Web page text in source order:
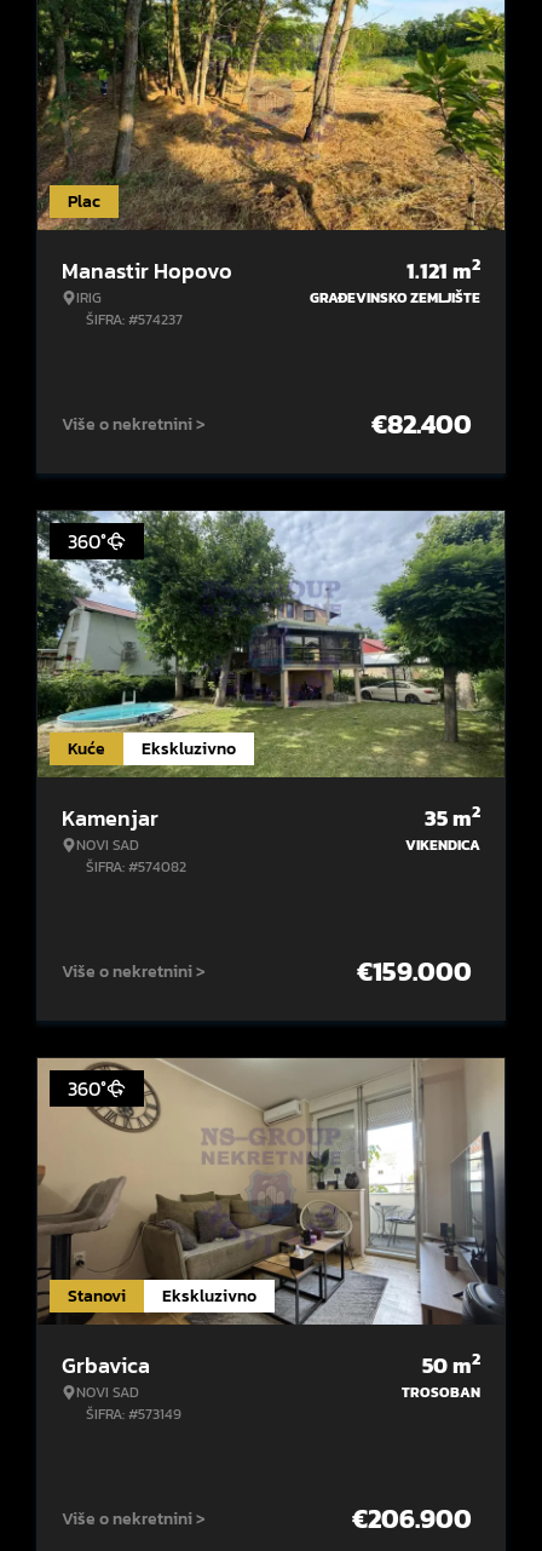
Plac
Manastir Hopovo
IRIG
ŠIFRA: #574237
1.121m2
GRAĐEVINSKO ZEMLJIŠTE
Više o nekretnini > €82.400
Kuće Ekskluzivno
360°
Kamenjar
NOVI SAD
ŠIFRA: #574082
35m2
VIKENDICA
Više o nekretnini > €159.000
Stanovi Ekskluzivno
360°
Grbavica
NOVI SAD
ŠIFRA: #573149
50m2
TROSOBAN
Više o nekretnini > €206.900